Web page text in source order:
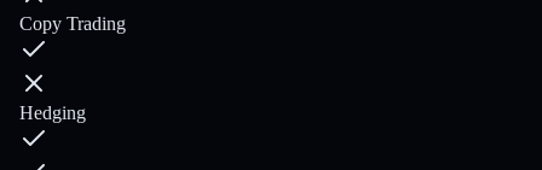
Copy Trading
Hedging